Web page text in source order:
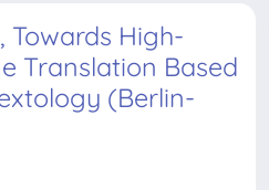
Towards High-
Translation Based
(Berlin-